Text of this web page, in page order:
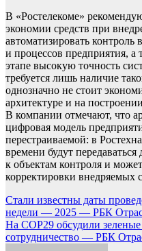
В «Ростелекоме»
экономии средств при
автоматизировать контроль
и процессов предприятия, а
этапе высокую точность
требуется лишь наличие
однозначно не стоит
архитектуре и на
В компании отмечают, что
цифровая модель
перестраиваемой: в
времени будут
к объектам контроля и
корректировки внедряемых
Навигация
по
записям
Стали известны даты
недели — 2025 — РБК
На COP29 обсудили
сотрудничество — РБК